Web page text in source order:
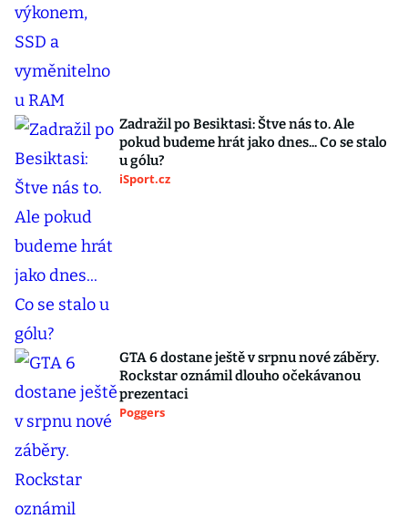
Zadražil po Besiktasi: Štve nás to. Ale
pokud budeme hrát jako dnes... Co se stalo
u gólu?
iSport.cz
GTA 6 dostane ještě v srpnu nové záběry.
Rockstar oznámil dlouho očekávanou
prezentaci
Poggers